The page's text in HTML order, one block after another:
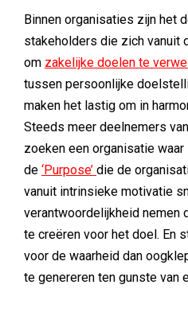
Binnen organisaties zijn het
stakeholders die zich vanuit
om zakelijke doelen te
tussen persoonlijke
maken het lastig om in
Steeds meer deelnemers
zoeken een organisatie
de ‘Purpose’ die de
vanuit intrinsieke motivatie
verantwoordelijkheid nemen
te creëren voor het doel. En
voor de waarheid dan
te genereren ten gunste van